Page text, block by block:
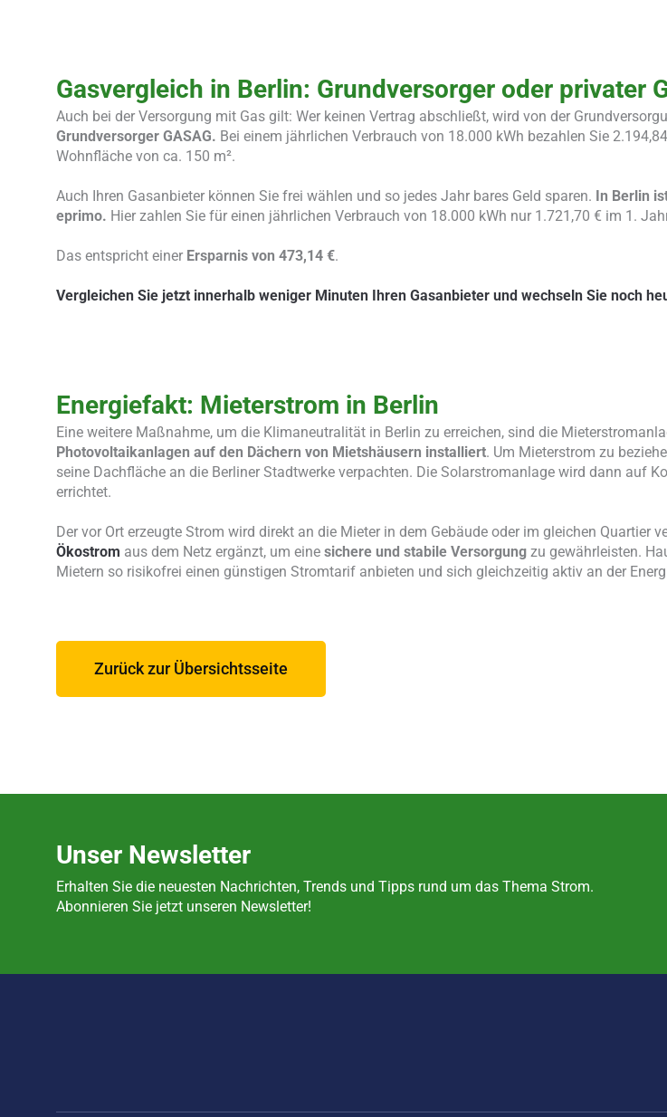
Gasvergleich in Berlin: Grundversorger oder privater
Auch bei der Versorgung mit Gas gilt: Wer keinen Vertrag abschließt, wird von der
Grundversorger GASAG. Bei einem jährlichen Verbrauch von 18.000 kWh bezahlen Sie
Wohnfläche von ca. 150 m².
Auch Ihren Gasanbieter können Sie frei wählen und so jedes Jahr bares Geld sparen. In Berlin
eprimo. Hier zahlen Sie für einen jährlichen Verbrauch von 18.000 kWh nur 1.721,70 € im 1.
Das entspricht einer Ersparnis von 473,14 €.
Vergleichen Sie jetzt innerhalb weniger Minuten Ihren Gasanbieter und wechseln Sie noch
Energiefakt: Mieterstrom in Berlin
Eine weitere Maßnahme, um die Klimaneutralität in Berlin zu erreichen, sind die
Photovoltaikanlagen auf den Dächern von Mietshäusern installiert. Um Mieterstrom zu
seine Dachfläche an die Berliner Stadtwerke verpachten. Die Solarstromanlage wird dann auf
errichtet.
Der vor Ort erzeugte Strom wird direkt an die Mieter in dem Gebäude oder im gleichen Quartier
Ökostrom aus dem Netz ergänzt, um eine sichere und stabile Versorgung zu gewährleisten.
Mietern so risikofrei einen günstigen Stromtarif anbieten und sich gleichzeitig aktiv an der
Zurück zur Übersichtsseite
Unser Newsletter
Erhalten Sie die neuesten Nachrichten, Trends und Tipps rund um das Thema Strom.
Abonnieren Sie jetzt unseren Newsletter!